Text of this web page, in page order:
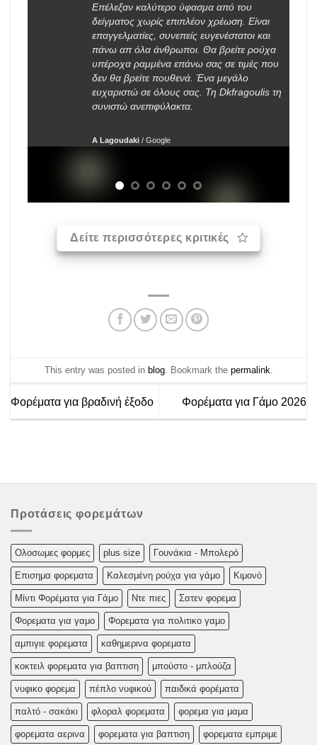
Επέλεξαν καλύτερο ύφασμα από του
δείγματος χωρίς επιπλέον χρέωση. Είναι
επαγγελματίες, συνεπείς ευγενέστατοι και
πάνω απ όλα άνθρωποι. Θα βρείτε ρούχα
υπέροχα ραμμένα επάνω σας σε τιμές που
δεν θα βρείτε πουθενά. Ένα μεγάλο
ευχαριστώ σε όλους σας. Τη Dkfragoulis τη
συνιστώ ανεπιφύλακτα.
A Lagoudaki / Google
Δείτε περισσότερες κριτικές
This entry was posted in blog. Bookmark the permalink
Φορέματα για βραδινή έξοδο Φορέματα για Γάμο 2026
Προτάσεις φορεμάτων
Oλoσωμες φoρμες plus size Γουνάκια - Μπολερό
Επισημα φορεματα Καλεσμένη ρούχα για γάμο Κιμονό
Μίντι Φορέματα για Γάμο Ντε πιες Σατεν φορεμα
Φορεματα για γαμο Φορεματα για πολιτικο γαμο
αμπιγιε φορεματα καθημερινα φορεματα
κοκτειλ φορεματα για βαπτιση μπούστο - μπλούζα
νυφικο φορεμα πέπλο νυφικού παιδικά φορέματα
παλτό - σακάκι φλοραλ φορεματα φορεμα για μαμα
φορεματα αερινα φορεματα για βαπτιση φορεματα εμπριμε